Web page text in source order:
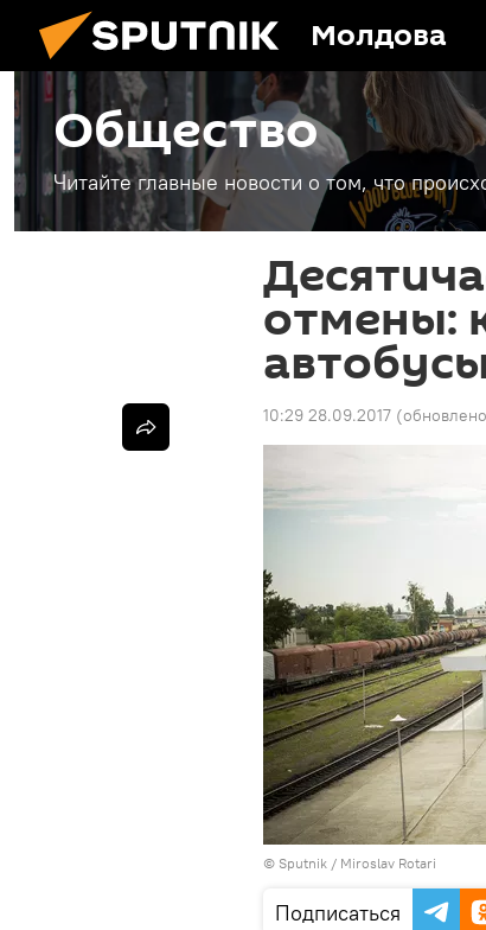
Молдова
Общество
Читайте главные новости о том, что
отмены:
10:29 28.09.2017
© Sputnik / Miroslav Rotari
Подписаться